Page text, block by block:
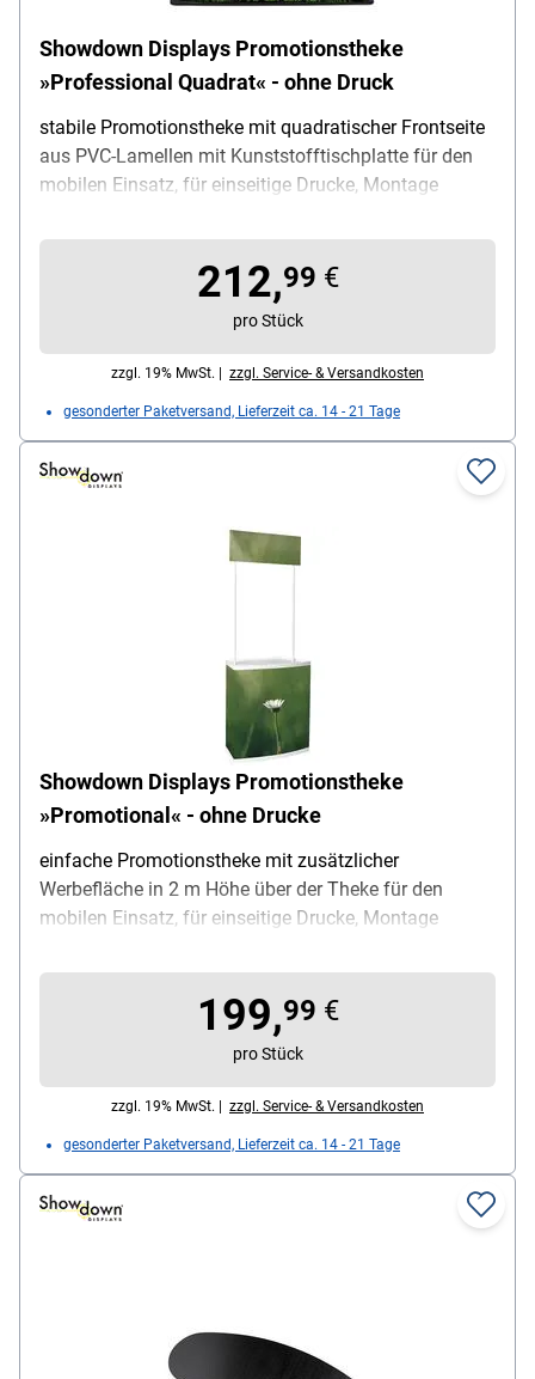
Showdown Displays Promotionstheke
»Professional Quadrat« - ohne Druck
stabile Promotionstheke mit quadratischer Frontseite
aus PVC-Lamellen mit Kunststofftischplatte für den
mobilen Einsatz, für einseitige Drucke, Montage
schneller werkzeugloser Aufbau / optional
zusätzliches Regalbrett einhängbar, Material Theke:
PVC-Lamellen, Material Sockel: Kunststoff, Maße
(B/T/H): 100 / 40 / 94 cm, Gewicht: 10.2 kg,
Lieferumfang: Promotionstheke (nur Gestell ohne
Druck) / Tischplatte / Tragetasche
212,99 €
pro Stück
zzgl. 19% MwSt. | zzgl. Service- & Versandkosten
gesonderter Paketversand, Lieferzeit ca. 14 - 21 Tage
Showdown Displays Promotionstheke
»Promotional« - ohne Drucke
einfache Promotionstheke mit zusätzlicher
Werbefläche in 2 m Höhe über der Theke für den
mobilen Einsatz, für einseitige Drucke, Montage
Produktvorteil: schneller werkzeugloser Aufbau / gut
sichtbare zusätzliche Werbefläche über Kopfhöhe,
Material Theke: Aluminium, Maße (B/T/H): 82 / 48 /
184 cm, Gewicht: 11 kg, Lieferumfang:
Promotionstheke (nur Gestell ohne Drucke) /
Tragetasche mit Schultergurt
199,99 €
pro Stück
zzgl. 19% MwSt. | zzgl. Service- & Versandkosten
gesonderter Paketversand, Lieferzeit ca. 14 - 21 Tage